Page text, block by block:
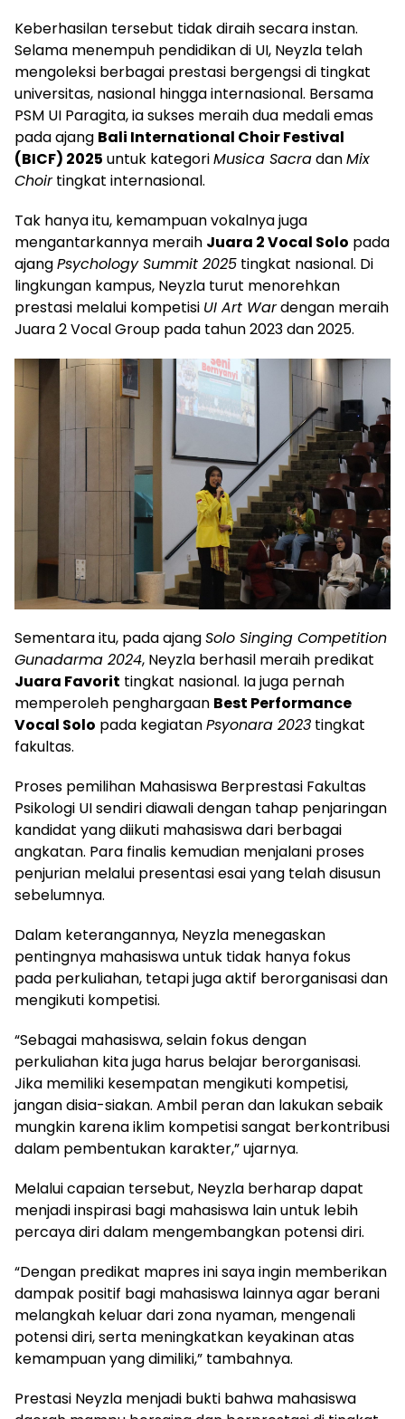
Keberhasilan tersebut tidak diraih secara instan.
Selama menempuh pendidikan di UI, Neyzla telah
mengoleksi berbagai prestasi bergengsi di tingkat
universitas, nasional hingga internasional. Bersama
PSM UI Paragita, ia sukses meraih dua medali emas
pada ajang Bali International Choir Festival
(BICF) 2025 untuk kategoriMusica SacradanMix
Choirtingkat internasional.
Tak hanya itu, kemampuan vokalnya juga
mengantarkannya meraih Juara 2 Vocal Solo pada
ajangPsychology Summit 2025 tingkat nasional. Di
lingkungan kampus, Neyzla turut menorehkan
prestasi melalui kompetisi UI Art Wardengan meraih
Juara 2 Vocal Group pada tahun 2023 dan 2025.
Sementara itu, pada ajangSolo Singing Competition
Gunadarma 2024, Neyzla berhasil meraih predikat
Juara Favorit tingkat nasional. Ia juga pernah
memperoleh penghargaan Best Performance
Vocal Solo pada kegiatanPsyonara 2023 tingkat
fakultas.
Proses pemilihan Mahasiswa Berprestasi Fakultas
Psikologi UI sendiri diawali dengan tahap penjaringan
kandidat yang diikuti mahasiswa dari berbagai
angkatan. Para finalis kemudian menjalani proses
penjurian melalui presentasi esai yang telah disusun
sebelumnya.
Dalam keterangannya, Neyzla menegaskan
pentingnya mahasiswa untuk tidak hanya fokus
pada perkuliahan, tetapi juga aktif berorganisasi dan
mengikuti kompetisi.
“Sebagai mahasiswa, selain fokus dengan
perkuliahan kita juga harus belajar berorganisasi.
Jika memiliki kesempatan mengikuti kompetisi,
jangan disia-siakan. Ambil peran dan lakukan sebaik
mungkin karena iklim kompetisi sangat berkontribusi
dalam pembentukan karakter,” ujarnya.
Melalui capaian tersebut, Neyzla berharap dapat
menjadi inspirasi bagi mahasiswa lain untuk lebih
percaya diri dalam mengembangkan potensi diri.
“Dengan predikat mapres ini saya ingin memberikan
dampak positif bagi mahasiswa lainnya agar berani
melangkah keluar dari zona nyaman, mengenali
potensi diri, serta meningkatkan keyakinan atas
kemampuan yang dimiliki,” tambahnya.
Prestasi Neyzla menjadi bukti bahwa mahasiswa